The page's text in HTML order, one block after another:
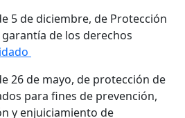
5 de diciembre, de Protección
de los derechos
26 de mayo, de protección de
para fines de prevención,
y enjuiciamiento de